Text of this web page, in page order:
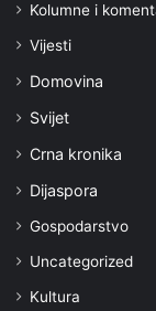
Kolumne i
Vijesti
Domovina
Svijet
Crna kronika
Dijaspora
Gospodarstvo
Uncategorized
Kultura